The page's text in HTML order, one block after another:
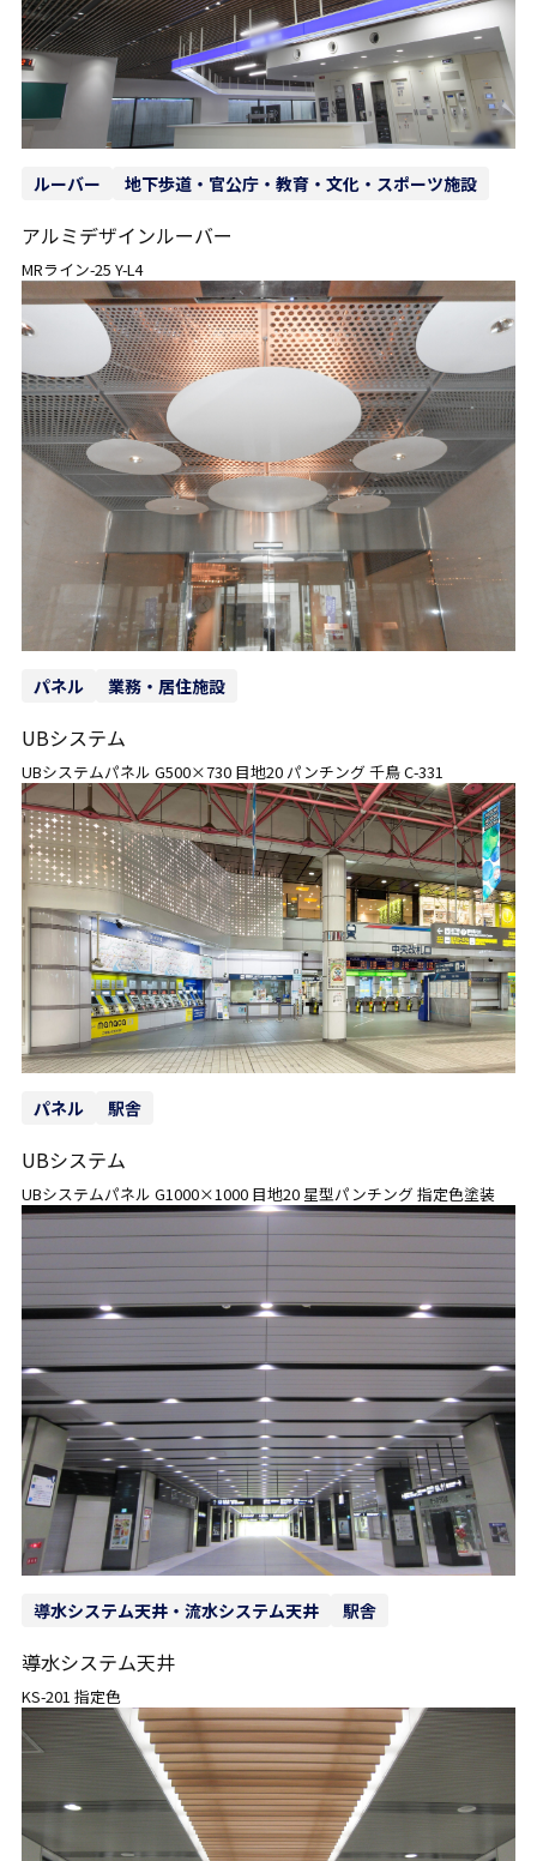
ルーバー 地下歩道・官公庁・教育・文化・スポーツ施設
アルミデザインルーバー
MRライン-25 Y-L4
パネル 業務・居住施設
UBシステム
UBシステムパネル G500×730 目地20 パンチング 千鳥 C-331
パネル 駅舎
UBシステム
UBシステムパネル G1000×1000 目地20 星型パンチング 指定色塗装
導水システム天井・流水システム天井 駅舎
導水システム天井
KS-201 指定色